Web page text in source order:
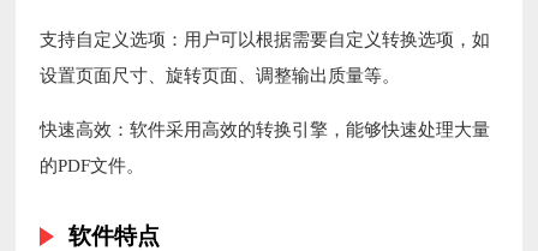
支持自定义选项：用户可以根据需要自定义转换选项，如
设置页面尺寸、旋转页面、调整输出质量等。
快速高效：软件采用高效的转换引擎，能够快速处理大量
的PDF文件。
软件特点